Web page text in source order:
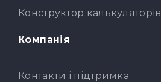
Конструктор калькуляторів
Компанія
Контакти і підтримка